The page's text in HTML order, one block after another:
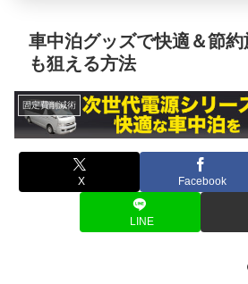
車中泊グッズで快適＆節
も狙える方法
固定費削減術
X Facebook
LINE